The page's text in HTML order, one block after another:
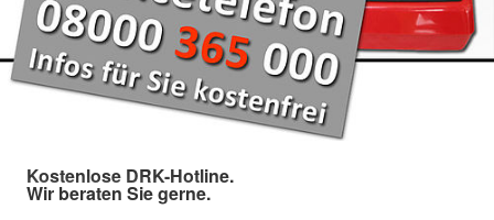
Kostenlose DRK-Hotline.
Wir beraten Sie gerne.